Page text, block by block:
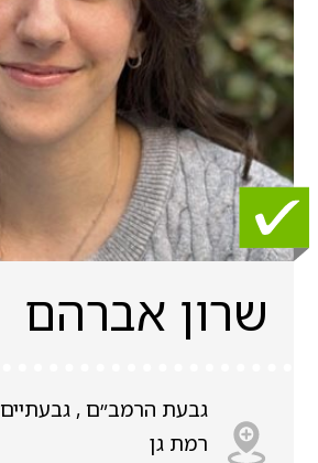
שרון אברהם
גבעת הרמב״ם , גבעתיים
רמת גן